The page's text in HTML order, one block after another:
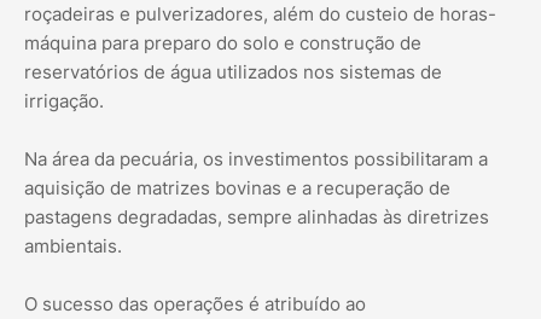
roçadeiras e pulverizadores, além do custeio de horas-
máquina para preparo do solo e construção de
reservatórios de água utilizados nos sistemas de
irrigação.
Na área da pecuária, os investimentos possibilitaram a
aquisição de matrizes bovinas e a recuperação de
pastagens degradadas, sempre alinhadas às diretrizes
ambientais.
O sucesso das operações é atribuído ao